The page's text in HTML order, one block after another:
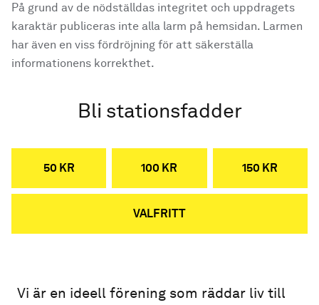
På grund av de nödställdas integritet och uppdragets
karaktär publiceras inte alla larm på hemsidan. Larmen
har även en viss fördröjning för att säkerställa
informationens korrekthet.
Bli stationsfadder
50 KR 100 KR 150 KR
VALFRITT
Vi är en ideell förening som räddar liv till